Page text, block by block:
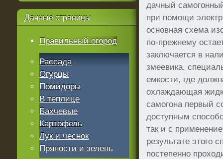
дачный
при помощи
основная схема
по-прежнему
заключается в
змеевика,
емкости, где
охлаждающая
самогона первый
доступным
так и с
результате этого
постепенно
Дачные страницы
Правильный огород
Рассада
Огурцы
Помидоры
В теплице
Бахчевые
Картофель
Лук и чеснок
Пряности и зелень